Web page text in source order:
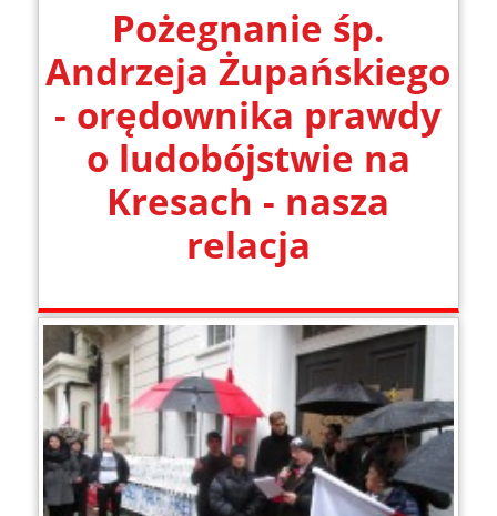
Pożegnanie śp.
Andrzeja Żupańskiego
- orędownika prawdy
o ludobójstwie na
Kresach - nasza
relacja